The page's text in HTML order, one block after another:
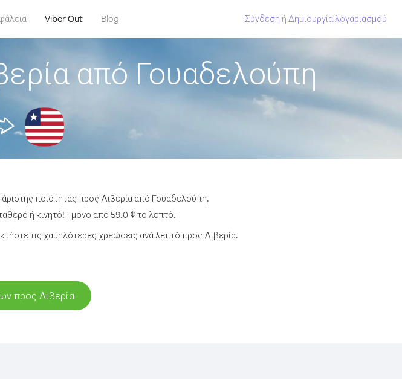
Viber Out Blog Σύνδεση ή Δημιουργία λογαριασμού
από Γουαδελούπη
ποιότητας προς Λιβερία από Γουαδελούπη.
ή κινητό! - μόνο από 59.0 ¢ το λεπτό.
τις χαμηλότερες χρεώσεις ανά λεπτό προς Λιβερία.
προς Λιβερία